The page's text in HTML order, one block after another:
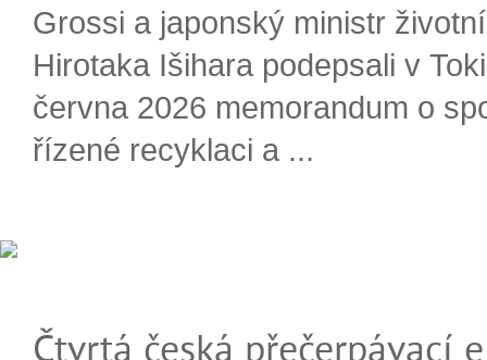
Grossi a japonský ministr
Hirotaka Išihara podepsali v
června 2026 memorandum o
řízené recyklaci a ...
Čtvrtá česká přečerpávací